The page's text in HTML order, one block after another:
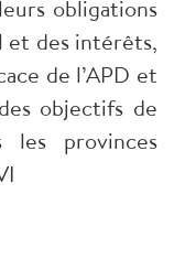
obligations
et des intérêts,
de l’APD et
objectifs de
les provinces